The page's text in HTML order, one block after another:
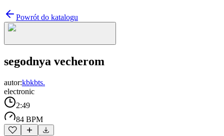
Powrót do katalogu
segodnya vecherom
autor:kbkbts.
electronic
2:49
84 BPM